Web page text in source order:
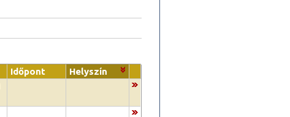
Időpont
Helyszín